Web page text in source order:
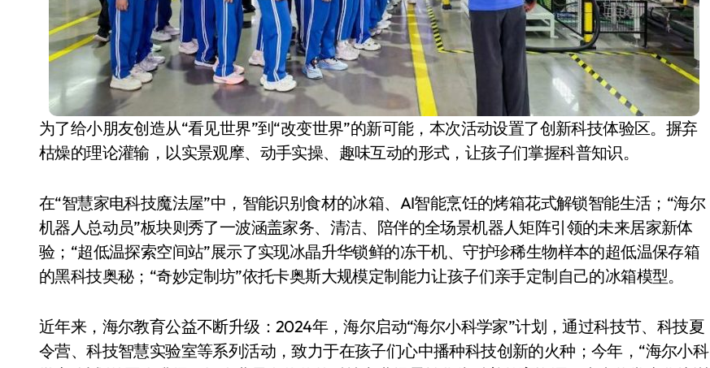
为了给小朋友创造从“看见世界”到“改变世界”的新可能，本次活动设置了创新科技体验区。摒弃
枯燥的理论灌输，以实景观摩、动手实操、趣味互动的形式，让孩子们掌握科普知识。
在“智慧家电科技魔法屋”中，智能识别食材的冰箱、AI智能烹饪的烤箱花式解锁智能生活；“海尔
机器人总动员”板块则秀了一波涵盖家务、清洁、陪伴的全场景机器人矩阵引领的未来居家新体
验；“超低温探索空间站”展示了实现冰晶升华锁鲜的冻干机、守护珍稀生物样本的超低温保存箱
的黑科技奥秘；“奇妙定制坊”依托卡奥斯大规模定制能力让孩子们亲手定制自己的冰箱模型。
近年来，海尔教育公益不断升级：2024年，海尔启动“海尔小科学家”计划，通过科技节、科技夏
令营、科技智慧实验室等系列活动，致力于在孩子们心中播种科技创新的火种；今年，“海尔小科